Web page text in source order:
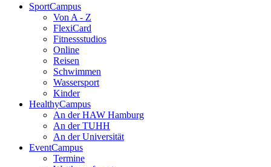
SportCampus
Von A - Z
FlexiCard
Fitnessstudios
Online
Reisen
Schwimmen
Wassersport
Kinder
HealthyCampus
An der HAW Hamburg
An der TUHH
An der Universität
EventCampus
Termine